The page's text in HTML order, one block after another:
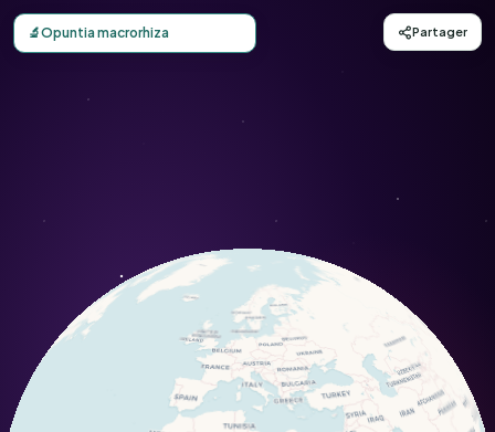
Carte d'observation du Opuntia macrorhiza (Opuntia
🔬Opuntia macrorhiza Partager